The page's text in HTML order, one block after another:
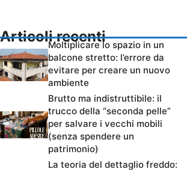
Articoli recenti
Moltiplicare lo spazio in un
balcone stretto: l’errore da
evitare per creare un nuovo
ambiente
Brutto ma indistruttibile: il
trucco della “seconda pelle”
per salvare i vecchi mobili
(senza spendere un
patrimonio)
La teoria del dettaglio freddo: